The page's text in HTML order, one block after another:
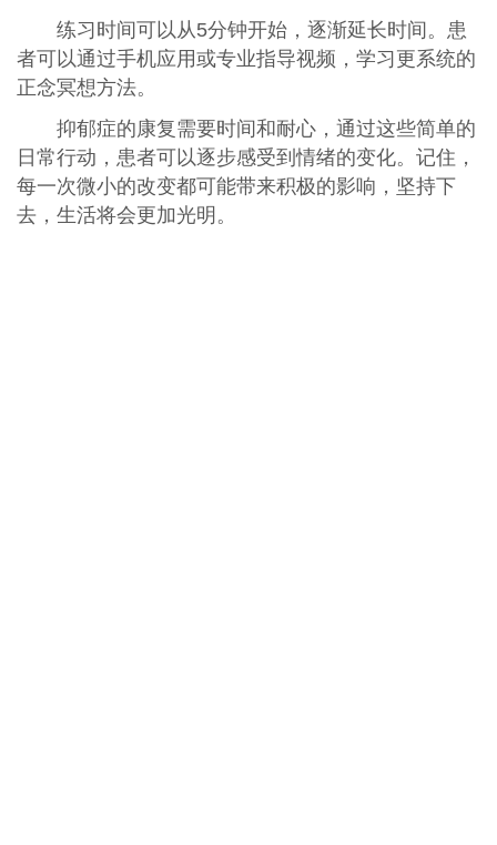
练习时间可以从5分钟开始，逐渐延长时间。患
者可以通过手机应用或专业指导视频，学习更系统的
正念冥想方法。
抑郁症的康复需要时间和耐心，通过这些简单的
日常行动，患者可以逐步感受到情绪的变化。记住，
每一次微小的改变都可能带来积极的影响，坚持下
去，生活将会更加光明。